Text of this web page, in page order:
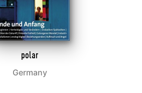
polar
Germany